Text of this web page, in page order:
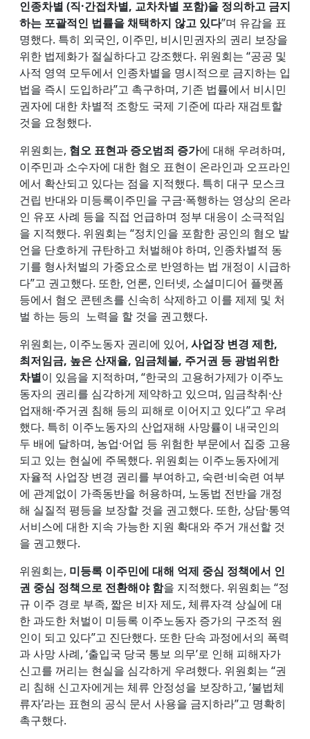
인종차별 (직·간접차별, 교차차별 포함)을 정의하고 금지
하는 포괄적인 법률을 채택하지 않고 있다”며 유감을 표
명했다. 특히 외국인, 이주민, 비시민권자의 권리 보장을
위한 법제화가 절실하다고 강조했다. 위원회는 “공공 및
사적 영역 모두에서 인종차별을 명시적으로 금지하는 입
법을 즉시 도입하라”고 촉구하며, 기존 법률에서 비시민
권자에 대한 차별적 조항도 국제 기준에 따라 재검토할
것을 요청했다.
위원회는, 혐오 표현과 증오범죄 증가에 대해 우려하며,
이주민과 소수자에 대한 혐오 표현이 온라인과 오프라인
에서 확산되고 있다는 점을 지적했다. 특히 대구 모스크
건립 반대와 미등록이주민을 구금·폭행하는 영상의 온라
인 유포 사례 등을 직접 언급하며 정부 대응이 소극적임
을 지적했다. 위원회는 “정치인을 포함한 공인의 혐오 발
언을 단호하게 규탄하고 처벌해야 하며, 인종차별적 동
기를 형사처벌의 가중요소로 반영하는 법 개정이 시급하
다”고 권고했다. 또한, 언론, 인터넷, 소셜미디어 플랫폼
등에서 혐오 콘텐츠를 신속히 삭제하고 이를 제제 및 처
벌 하는 등의 노력을 할 것을 권고했다.
위원회는, 이주노동자 권리에 있어, 사업장 변경 제한,
최저임금, 높은 산재율, 임금체불, 주거권 등 광범위한
차별이 있음을 지적하며, “한국의 고용허가제가 이주노
동자의 권리를 심각하게 제약하고 있으며, 임금착취·산
업재해·주거권 침해 등의 피해로 이어지고 있다”고 우려
했다. 특히 이주노동자의 산업재해 사망률이 내국인의
두 배에 달하며, 농업·어업 등 위험한 부문에서 집중 고용
되고 있는 현실에 주목했다. 위원회는 이주노동자에게
자율적 사업장 변경 권리를 부여하고, 숙련·비숙련 여부
에 관계없이 가족동반을 허용하며, 노동법 전반을 개정
해 실질적 평등을 보장할 것을 권고했다. 또한, 상담·통역
서비스에 대한 지속 가능한 지원 확대와 주거 개선할 것
을 권고했다.
위원회는, 미등록 이주민에 대해 억제 중심 정책에서 인
권 중심 정책으로 전환해야 함을 지적했다. 위원회는 “정
규 이주 경로 부족, 짧은 비자 제도, 체류자격 상실에 대
한 과도한 처벌이 미등록 이주노동자 증가의 구조적 원
인이 되고 있다”고 진단했다. 또한 단속 과정에서의 폭력
과 사망 사례, ‘출입국 당국 통보 의무’로 인해 피해자가
신고를 꺼리는 현실을 심각하게 우려했다. 위원회는 “권
리 침해 신고자에게는 체류 안정성을 보장하고, ‘불법체
류자’라는 표현의 공식 문서 사용을 금지하라”고 명확히
촉구했다.